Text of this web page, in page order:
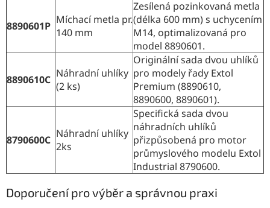
8890601P Míchací metla pr.
140 mm
Zesílená pozinkovaná metla
(délka 600 mm) s uchycením
M14, optimalizovaná pro
model 8890601.
8890610C Náhradní uhlíky
(2 ks)
Originální sada dvou uhlíků
pro modely řady Extol
Premium (8890610,
8890600, 8890601).
8790600C Náhradní uhlíky
2ks
Specifická sada dvou
náhradních uhlíků
přizpůsobená pro motor
průmyslového modelu Extol
Industrial 8790600.
Doporučení pro výběr a správnou praxi